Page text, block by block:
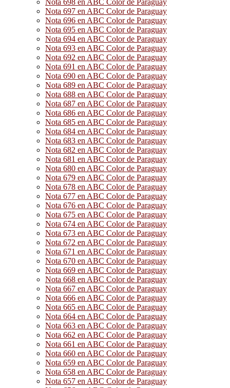
Nota 698 en ABC Color de Paraguay
Nota 697 en ABC Color de Paraguay
Nota 696 en ABC Color de Paraguay
Nota 695 en ABC Color de Paraguay
Nota 694 en ABC Color de Paraguay
Nota 693 en ABC Color de Paraguay
Nota 692 en ABC Color de Paraguay
Nota 691 en ABC Color de Paraguay
Nota 690 en ABC Color de Paraguay
Nota 689 en ABC Color de Paraguay
Nota 688 en ABC Color de Paraguay
Nota 687 en ABC Color de Paraguay
Nota 686 en ABC Color de Paraguay
Nota 685 en ABC Color de Paraguay
Nota 684 en ABC Color de Paraguay
Nota 683 en ABC Color de Paraguay
Nota 682 en ABC Color de Paraguay
Nota 681 en ABC Color de Paraguay
Nota 680 en ABC Color de Paraguay
Nota 679 en ABC Color de Paraguay
Nota 678 en ABC Color de Paraguay
Nota 677 en ABC Color de Paraguay
Nota 676 en ABC Color de Paraguay
Nota 675 en ABC Color de Paraguay
Nota 674 en ABC Color de Paraguay
Nota 673 en ABC Color de Paraguay
Nota 672 en ABC Color de Paraguay
Nota 671 en ABC Color de Paraguay
Nota 670 en ABC Color de Paraguay
Nota 669 en ABC Color de Paraguay
Nota 668 en ABC Color de Paraguay
Nota 667 en ABC Color de Paraguay
Nota 666 en ABC Color de Paraguay
Nota 665 en ABC Color de Paraguay
Nota 664 en ABC Color de Paraguay
Nota 663 en ABC Color de Paraguay
Nota 662 en ABC Color de Paraguay
Nota 661 en ABC Color de Paraguay
Nota 660 en ABC Color de Paraguay
Nota 659 en ABC Color de Paraguay
Nota 658 en ABC Color de Paraguay
Nota 657 en ABC Color de Paraguay